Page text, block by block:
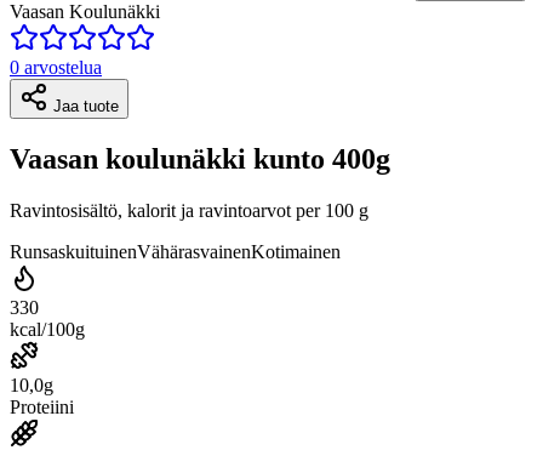
Vaasan Koulunäkki
0 arvostelua
Jaa tuote
Vaasan koulunäkki kunto 400g
Ravintosisältö, kalorit ja ravintoarvot per 100 g
RunsaskuituinenVähärasvainenKotimainen
330
kcal/100g
10,0g
Proteiini